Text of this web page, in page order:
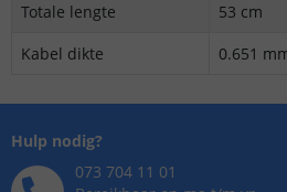
Totale lengte
53 cm
Kabel dikte
0.651
Hulp nodig?
073 704 11 01